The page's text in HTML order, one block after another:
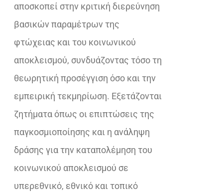
αποσκοπεί στην κριτική διερεύνηση
βασικών παραμέτρων της
φτώχειας και του κοινωνικού
αποκλεισμού, συνδυάζοντας τόσο τη
θεωρητική προσέγγιση όσο και την
εμπειρική τεκμηρίωση. Εξετάζονται
ζητήματα όπως οι επιπτώσεις της
παγκοσμιοποίησης και η ανάληψη
δράσης για την καταπολέμηση του
κοινωνικού αποκλεισμού σε
υπερεθνικό, εθνικό και τοπικό